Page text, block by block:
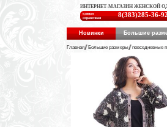
ИНТЕРНЕТ-МАГАЗИН ЖЕНСКОЙ
единая
справочная
8(383)285-36-
Новинки Большие
Главная Большие размеры повседневные